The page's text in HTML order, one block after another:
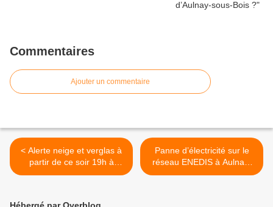
Commentaires
Ajouter un commentaire
< Alerte neige et verglas à
partir de ce soir 19h à
Aulnay-sous-Bois
Panne d’électricité sur le
réseau ENEDIS à Aulnay-
sous-Bois : réparation en